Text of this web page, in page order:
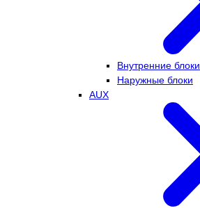
Внутренние блоки
Наружные блоки
AUX